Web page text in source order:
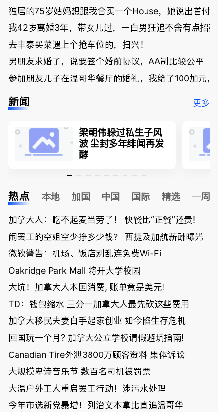
独居的75岁姑妈想跟我合买一个House，她说出首付
我42岁离婚3年，带女儿过，一白男狂追不舍有点招
去丰泰买菜遇上个抢车位的，扫兴！
男朋友求婚了，说要签个婚前协议，AA制比较公平
参加朋友儿子在温哥华餐厅的婚礼，我给了100加元，
新闻 更多
梁朝伟躲过私生子风
波 尘封多年绯闻再发
酵
热点 本地 加国 中国 国际 精选 一周
加拿大人：吃不起麦当劳了！ 快餐比“正餐”还贵!
闹罢工的空姐空少挣多少钱？ 西捷及加航薪酬曝光
微软警告：机场、饭店别乱连免费Wi-Fi
Oakridge Park Mall 将开大学校园
大坑！加拿大人本国消费, 账单竟是美元!
TD：钱包缩水 三分一加拿大人最先砍这些费用
加拿大移民夫妻白手起家创业 如今陷生存危机
回国玩一个月? 加拿大公立学校请假避坑指南!
Canadian Tire外泄3800万顾客资料 集体诉讼
大规模卑诗音乐节 数百名司机被罚票
大温户外工人重启罢工行动！涉污水处理
今年市选新党暴增！列治文本拿比直追温哥华